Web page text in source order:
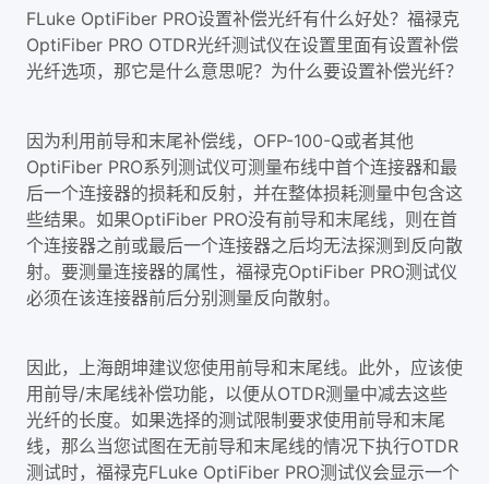
FLuke OptiFiber PRO设置补偿光纤有什么好处？福禄克
OptiFiber PRO OTDR光纤测试仪在设置里面有设置补偿
光纤选项，那它是什么意思呢？为什么要设置补偿光纤？
因为利用前导和末尾补偿线，OFP-100-Q或者其他
OptiFiber PRO系列测试仪可测量布线中首个连接器和最
后一个连接器的损耗和反射，并在整体损耗测量中包含这
些结果。如果OptiFiber PRO没有前导和末尾线，则在首
个连接器之前或最后一个连接器之后均无法探测到反向散
射。要测量连接器的属性，福禄克OptiFiber PRO测试仪
必须在该连接器前后分别测量反向散射。
因此，上海朗坤建议您使用前导和末尾线。此外，应该使
用前导/末尾线补偿功能，以便从OTDR测量中减去这些
光纤的长度。如果选择的测试限制要求使用前导和末尾
线，那么当您试图在无前导和末尾线的情况下执行OTDR
测试时，福禄克FLuke OptiFiber PRO测试仪会显示一个